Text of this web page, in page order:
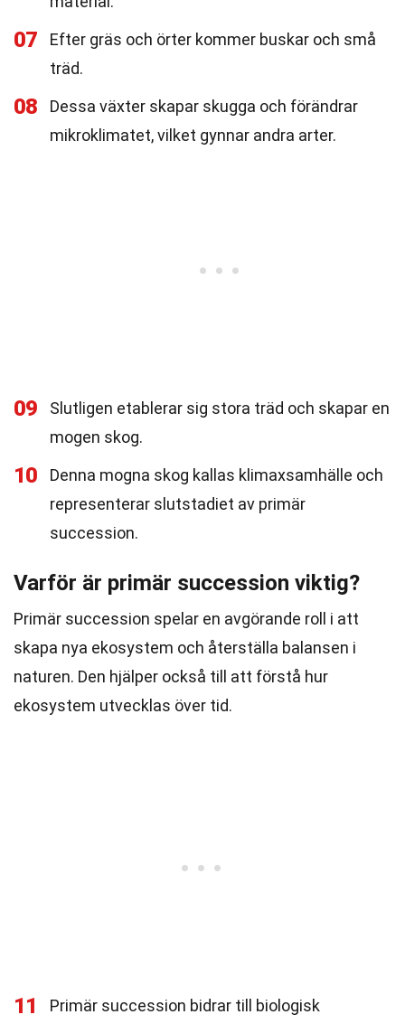
07
Efter gräs och örter kommer buskar och små
träd.
08
Dessa växter skapar skugga och förändrar
mikroklimatet, vilket gynnar andra arter.
09
Slutligen etablerar sig stora träd och skapar en
mogen skog.
10
Denna mogna skog kallas klimaxsamhälle och
representerar slutstadiet av primär
succession.
Varför är primär succession viktig?
Primär succession spelar en avgörande roll i att
skapa nya ekosystem och återställa balansen i
naturen. Den hjälper också till att förstå hur
ekosystem utvecklas över tid.
11
Primär succession bidrar till biologisk